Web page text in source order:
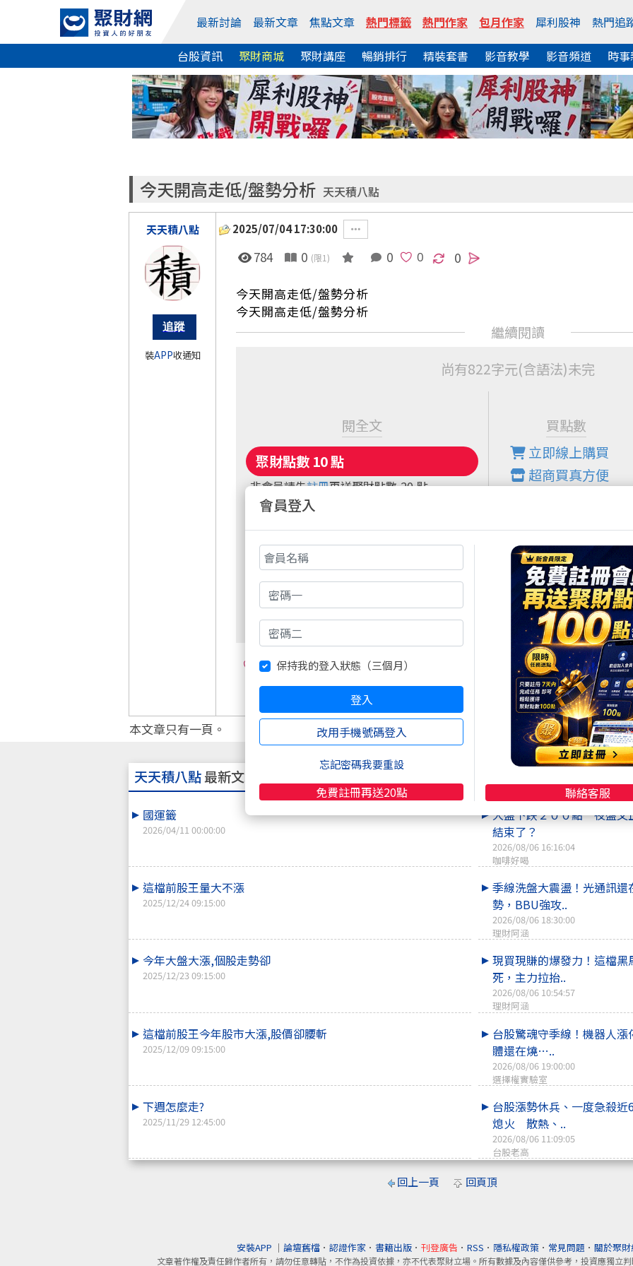
最新討論 最新文章 焦點文章 熱門標籤 熱門作家 包月作家 犀利股神
熱門追
台股資訊
聚財商城 聚財講座 暢銷排行 精裝套書 影音教學 影音頻道 時
今天開高走低/盤勢分析 天天積八點
天天積八點
裝APP收通知
2025/07/04 17:30:00
784 0 (限1) 0 0
今天開高走低/盤勢分析
今天開高走低/盤勢分析
尚有822字元(含語法)未完
閱全文
非會員請先註冊再送聚財點數 20 點
買點數
立即線上購買
超商買真方便
0
本文章只有一頁。
天天積八點最新文章
國運籤
2026/04/11 00:00:00
這檔前股王量大不漲
2025/12/24 09:15:00
今年大盤大漲,個股走勢卻
2025/12/23 09:15:00
這檔前股王今年股市大漲,股價卻腰斬
2025/12/09 09:15:00
下週怎麼走?
2025/11/29 12:45:00
大盤下跌２００點 夜盤
結束了？
2026/08/06 16:16:04
咖啡好喝
季線洗盤大震盪！光通訊還
勢，BBU強攻..
2026/08/06 18:30:00
理財阿涵
現買現賺的爆發力！這檔黑
死，主力拉抬..
2026/08/06 10:54:57
理財阿涵
台股驚魂守季線！機器人漲
體還在燒…..
2026/08/06 19:00:00
選擇權實驗室
台股漲勢休兵、一度急殺
熄火 散熱、..
2026/08/06 11:09:05
台股老高
回上一頁 回頁頂
安裝APP ｜ 論壇舊檔． 認證作家． 書籍出版． 刊登廣告 ． RSS ． 隱私權政策． 常見問題 ． 關於聚財
文章著作權及責任歸作者所有，請勿任意轉貼，不作為投資依據，亦不代表聚財立場。所有數據及內容僅供參考，投資應獨立
會員登入
保持我的登入狀態（三個月）
登入
改用手機號碼登入
忘記密碼我要重設
免費註冊再送20點 聯絡客服